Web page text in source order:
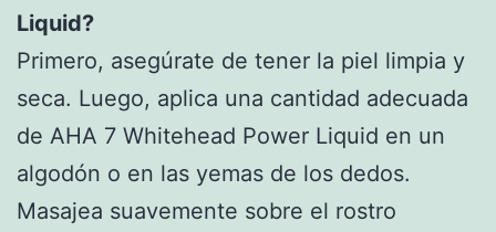
Liquid?
Primero, asegúrate de tener la piel limpia y
seca. Luego, aplica una cantidad adecuada
de AHA 7 Whitehead Power Liquid en un
algodón o en las yemas de los dedos.
Masajea suavemente sobre el rostro